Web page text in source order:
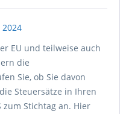
EU und teilweise auch
die
Sie, ob Sie davon
Steuersätze in Ihren
zum Stichtag an. Hier